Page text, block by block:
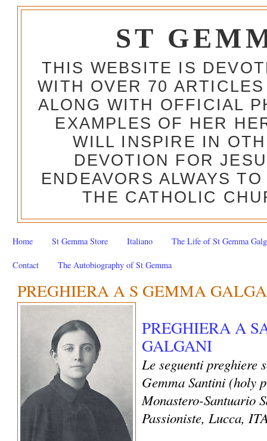
ST
THIS WEBSITE IS
WITH OVER 70
ALONG WITH OFFICIAL
EXAMPLES OF HER
WILL INSPIRE IN
DEVOTION FOR
ENDEAVORS ALWAYS
THE CATHOLIC
Home St Gemma Store Italiano The Life of St Gemma
Contact The Autobiography of St Gemma
PREGHIERA A S GEMMA
PREGHIERA A
GALGANI
Le seguenti preghiere
Gemma Santini (holy
Monastero-Santuario
Passioniste, Lucca,